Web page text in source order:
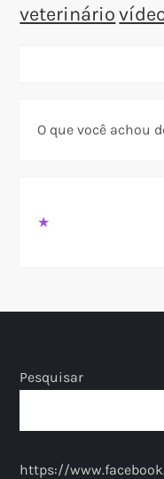
veterinário
O que você achou
★
Pesquisar
https://